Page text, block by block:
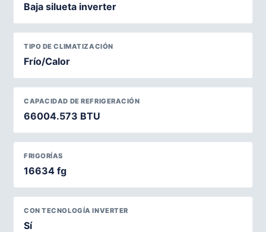
Baja silueta inverter
TIPO DE CLIMATIZACIÓN
Frío/Calor
CAPACIDAD DE REFRIGERACIÓN
66004.573 BTU
FRIGORÍAS
16634 fg
CON TECNOLOGÍA INVERTER
Sí